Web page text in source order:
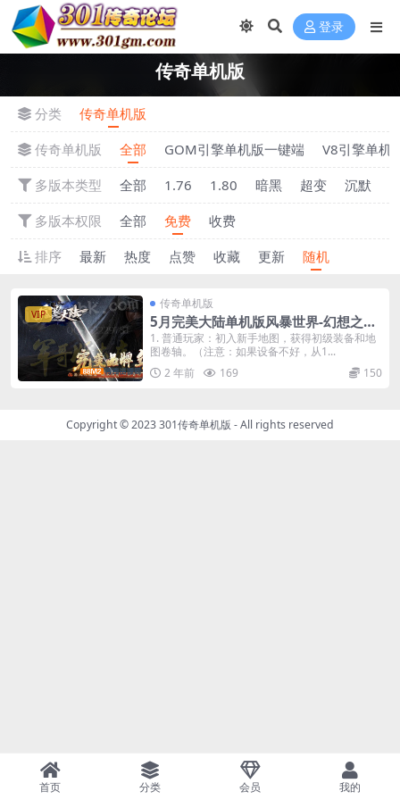
登录
传奇单机版
分类
传奇单机版
传奇单机版
全部 GOM引擎单机版一键端
V8引擎单机
多版本类型
全部 1.76 1.80 暗黑 超变 沉默
多版本权限
全部 免费
收费
排序
最新 热度 点赞 收藏 更新 随机
VIP
传奇单机版
5月完美大陆单机版风暴世界-幻想之旅-
神魔之体-装备强化-附带GM后台
1. 普通玩家：初入新手地图，获得初级装备和地
图卷轴。（注意：如果设备不好，从1...
2 年前
169 150
Copyright © 2023301传奇单机版 - All rights reserved
首页 分类 会员 我的